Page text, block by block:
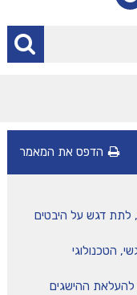
הדפס את המאמר
דגש על היבטים
ההישגים